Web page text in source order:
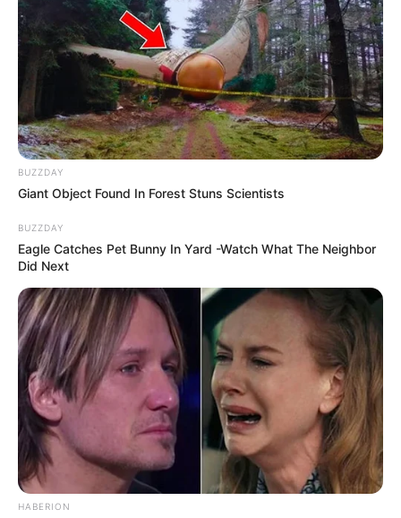
BUZZDAY
Giant Object Found In Forest Stuns Scientists
BUZZDAY
Eagle Catches Pet Bunny In Yard -Watch What The Neighbor
Did Next
HABERION